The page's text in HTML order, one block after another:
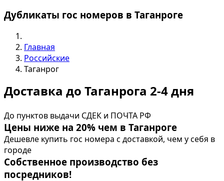
Дубликаты гос номеров в Таганроге
Главная
Российские
Таганрог
Доставка до Таганрога 2-4 дня
До пунктов выдачи СДЕК и ПОЧТА РФ
Цены ниже на 20% чем в Таганроге
Дешевле купить гос номера с доставкой, чем у себя в
городе
Собственное производство без
посредников!